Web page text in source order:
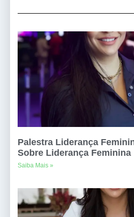
Palestra Liderança
Sobre Liderança Feminina
Saiba Mais »